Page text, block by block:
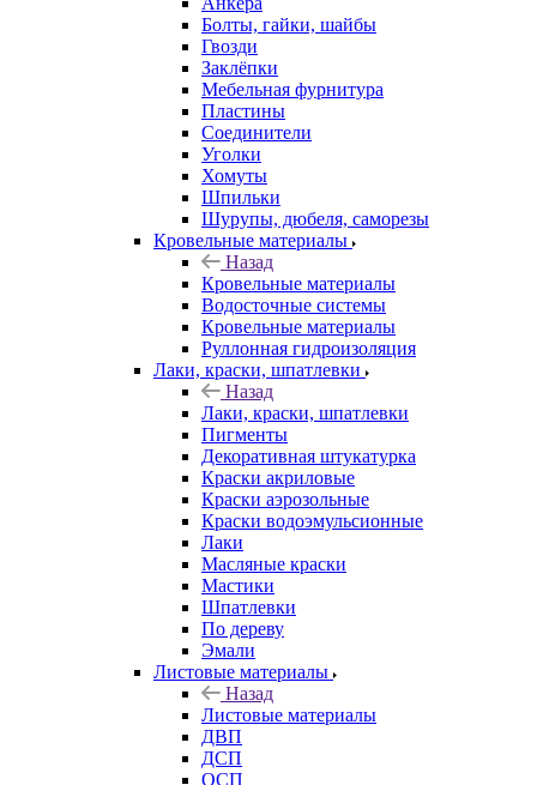
Болты, гайки, шайбы
Гвозди
Заклёпки
Мебельная фурнитура
Пластины
Соединители
Уголки
Хомуты
Шпильки
Шурупы, дюбеля, саморезы
Кровельные материалы
Назад
Кровельные материалы
Водосточные системы
Кровельные материалы
Руллонная гидроизоляция
Лаки, краски, шпатлевки
Назад
Лаки, краски, шпатлевки
Пигменты
Декоративная штукатурка
Краски акриловые
Краски аэрозольные
Краски водоэмульсионные
Лаки
Масляные краски
Мастики
Шпатлевки
По дереву
Эмали
Листовые материалы
Назад
Листовые материалы
ДВП
ДСП
ОСП